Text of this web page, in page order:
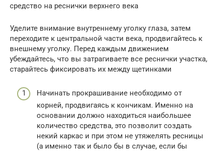
средство на реснички верхнего века
Уделите внимание внутреннему уголку глаза, затем
переходите к центральной части века, продвигайтесь к
внешнему уголку. Перед каждым движением
убеждайтесь, что вы затрагиваете все реснички участка,
старайтесь фиксировать их между щетинками
Начинать прокрашивание необходимо от
корней, продвигаясь к кончикам. Именно на
основании должно находиться наибольшее
количество средства, это позволит создать
некий каркас и при этом не утяжелять ресницы
(а именно так и было бы в случае, если бы